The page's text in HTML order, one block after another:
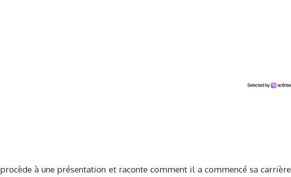
procède à une présentation et raconte comment il a commencé sa carrière